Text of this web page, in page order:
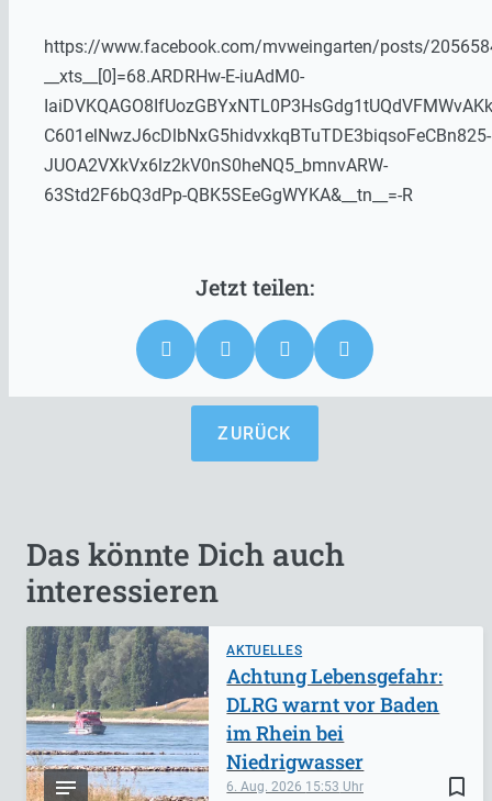
https://www.facebook.com/mvweingarten/posts/
__xts__[0]=68.ARDRHw-E-iuAdM0-
C601elNwzJ6cDlbNxG5hidvxkqBTuTDE3biqsoFeCBn825-
JUOA2VXkVx6lz2kV0nS0heNQ5_bmnvARW-
63Std2F6bQ3dPp-QBK5SEeGgWYKA&__tn__=-R
ZURÜCK
Das könnte Dich auch
interessieren
AKTUELLES
bookmark_border
6. Aug. 2026 15:53
Achtung Lebensgefahr:
DLRG warnt vor Baden
im Rhein bei
Niedrigwasser